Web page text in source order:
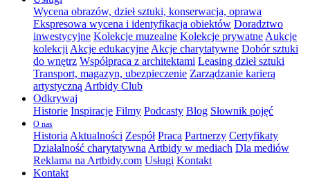
Wycena obrazów, dzieł sztuki, konserwacja, oprawa
Ekspresowa wycena i identyfikacja obiektów Doradztwo
inwestycyjne Kolekcje muzealne Kolekcje prywatne Aukcje
kolekcji Akcje edukacyjne Akcje charytatywne Dobór sztuki
do wnętrz Współpraca z architektami Leasing dzieł sztuki
Transport, magazyn, ubezpieczenie Zarządzanie karierą
artystyczną Artbidy Club
Odkrywaj
Historie Inspiracje Filmy Podcasty Blog Słownik pojęć
O nas
Historia Aktualności Zespół Praca Partnerzy Certyfikaty
Działalność charytatywna Artbidy w mediach Dla mediów
Reklama na Artbidy.com Usługi Kontakt
Kontakt